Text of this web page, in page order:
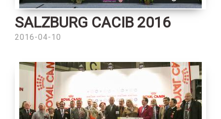
SALZBURG CACIB 2016
2016-04-10